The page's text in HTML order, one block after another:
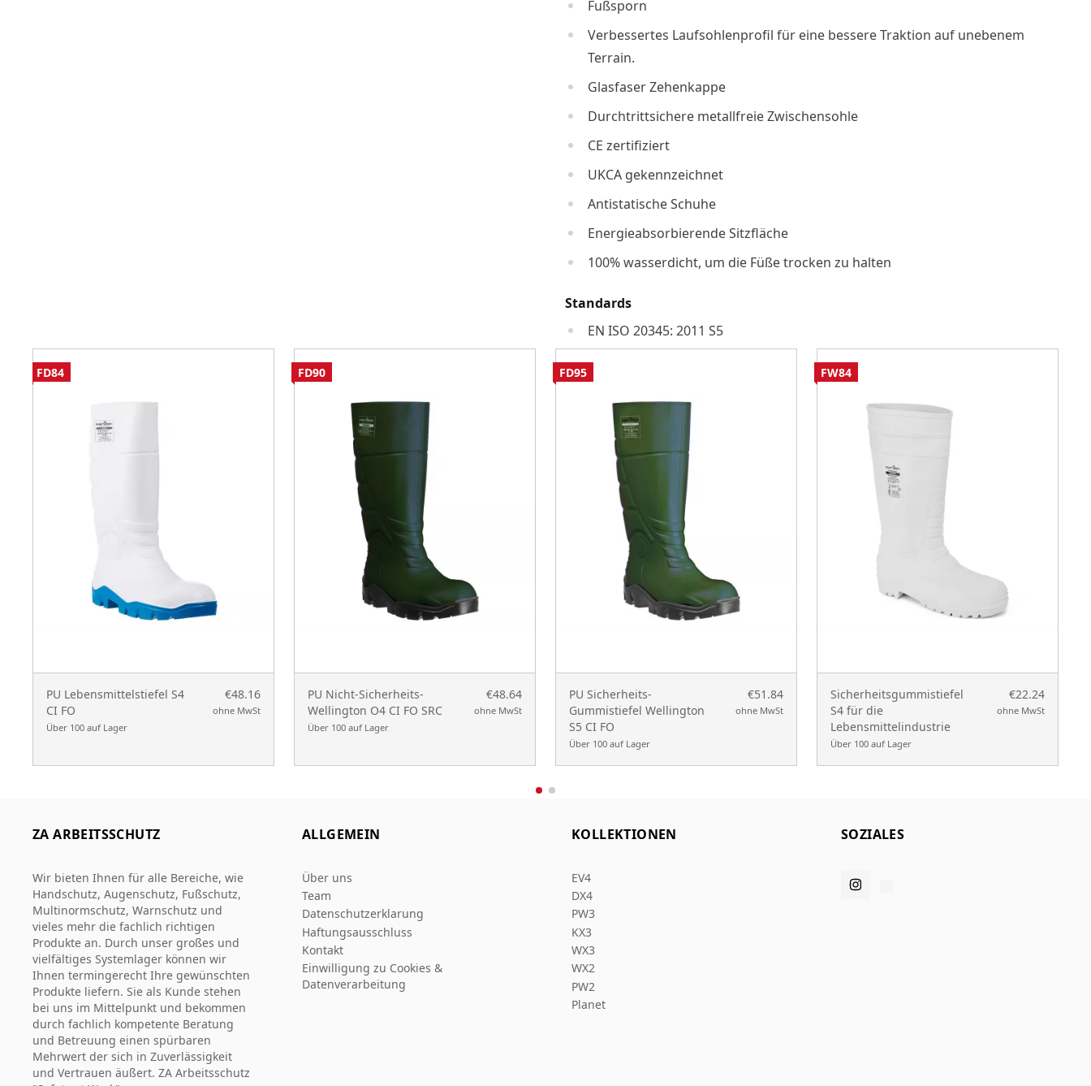
Fußsporn
Verbessertes Laufsohlenprofil für eine bessere Traktion auf unebenem
Terrain.
Glasfaser Zehenkappe
Durchtrittsichere metallfreie Zwischensohle
CE zertifiziert
UKCA gekennzeichnet
Antistatische Schuhe
Energieabsorbierende Sitzfläche
100% wasserdicht, um die Füße trocken zu halten
Standards
EN ISO 20345: 2011 S5
PU Lebensmittelstiefel S4
CI FO
Über 100 auf Lager
€48.16
ohne MwSt
FD84
PU Nicht-Sicherheits-
Wellington O4 CI FO SRC
Über 100 auf Lager
€48.64
ohne MwSt
FD90
PU Sicherheits-
Gummistiefel Wellington
S5 CI FO
Über 100 auf Lager
€51.84
ohne MwSt
FD95
Sicherheitsgummistiefel
S4 für die
Lebensmittelindustrie
Über 100 auf Lager
€22.24
ohne MwSt
FW84
ZA ARBEITSSCHUTZ
Wir bieten Ihnen für alle Bereiche, wie
Handschutz, Augenschutz, Fußschutz,
Multinormschutz, Warnschutz und
vieles mehr die fachlich richtigen
Produkte an. Durch unser großes und
vielfältiges Systemlager können wir
Ihnen termingerecht Ihre gewünschten
Produkte liefern. Sie als Kunde stehen
bei uns im Mittelpunkt und bekommen
durch fachlich kompetente Beratung
und Betreuung einen spürbaren
Mehrwert der sich in Zuverlässigkeit
und Vertrauen äußert. ZA Arbeitsschutz
ALLGEMEIN
Über uns
Team
Datenschutzerklarung
Haftungsausschluss
Kontakt
Einwilligung zu Cookies &
Datenverarbeitung
KOLLEKTIONEN
EV4
DX4
PW3
KX3
WX3
WX2
PW2
Planet
SOZIALES